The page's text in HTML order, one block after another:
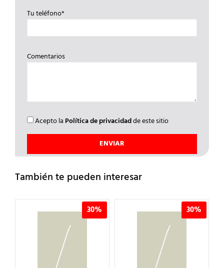
Tu teléfono*
Comentarios
Acepto la Política de privacidadde este sitio
También te pueden interesar
30% 30%